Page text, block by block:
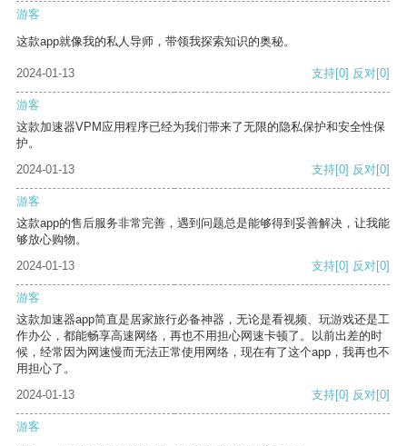
游客
这款app就像我的私人导师，带领我探索知识的奥秘。
2024-01-13 支持[0] 反对[0]
游客
这款加速器VPM应用程序已经为我们带来了无限的隐私保护和安全性保
护。
2024-01-13
支持[0] 反对[0]
游客
这款app的售后服务非常完善，遇到问题总是能够得到妥善解决，让我能
够放心购物。
2024-01-13
支持[0] 反对[0]
游客
这款加速器app简直是居家旅行必备神器，无论是看视频、玩游戏还是工
作办公，都能畅享高速网络，再也不用担心网速卡顿了。以前出差的时
候，经常因为网速慢而无法正常使用网络，现在有了这个app，我再也不
用担心了。
2024-01-13
支持[0] 反对[0]
游客